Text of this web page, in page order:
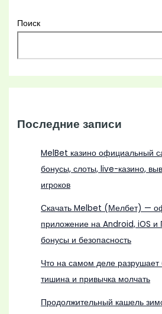
Поиск
Последние записи
MelBet казино официальный
бонусы, слоты, live-казино,
игроков
Скачать Melbet (Мелбет) —
приложение на Android, iOS и
бонусы и безопасность
Что на самом деле разрушает
тишина и привычка молчать
Продолжительный кашель